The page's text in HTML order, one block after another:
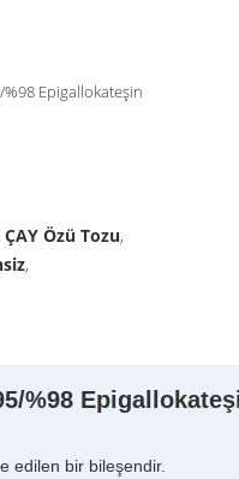
%98 Epigallokateşin
Özü Tozu,
,
%98
edilen bir bileşendir.